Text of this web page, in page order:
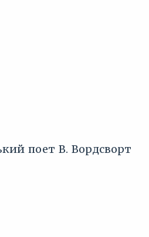
поет В. Вордсворт